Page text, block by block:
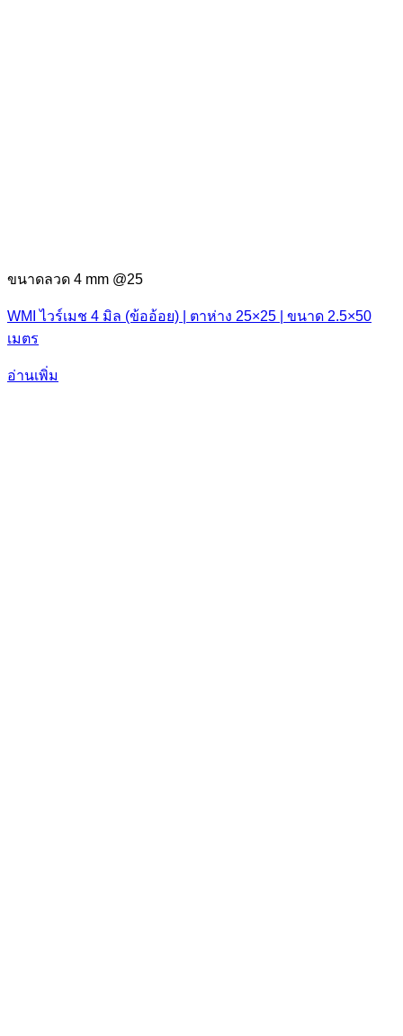
ขนาดลวด 4 mm @25
WMI ไวร์เมช 4 มิล (ข้ออ้อย) | ตาห่าง 25×25 | ขนาด 2.5×50
เมตร
อ่านเพิ่ม